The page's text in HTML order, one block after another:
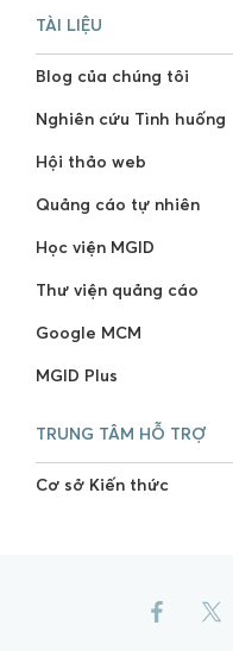
TÀI LIỆU
Blog của chúng tôi
Nghiên cứu Tình huống
Hội thảo web
Quảng cáo tự nhiên
Học viện MGID
Thư viện quảng cáo
Google MCM
MGID Plus
TRUNG TÂM HỖ TRỢ
Cơ sở Kiến thức